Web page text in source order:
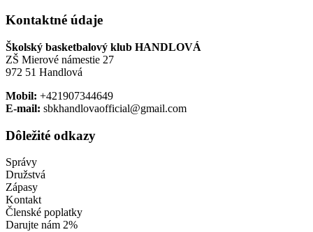
Kontaktné údaje
Školský basketbalový klub HANDLOVÁ
ZŠ Mierové námestie 27
972 51 Handlová
Mobil: +421907344649
E-mail: sbkhandlovaofficial@gmail.com
Dôležité odkazy
Správy
Družstvá
Zápasy
Kontakt
Členské poplatky
Darujte nám 2%